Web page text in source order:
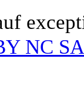
NC SA